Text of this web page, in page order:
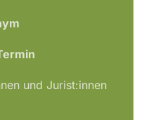
und Jurist:innen